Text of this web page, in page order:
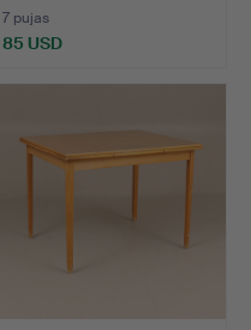
7 pujas
85 USD